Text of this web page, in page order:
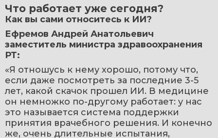
Что работает уже сегодня?
Как вы сами относитесь к ИИ?
Ефремов Андрей Анатольевич
заместитель министра здравоохранения
РТ:
«Я отношусь к нему хорошо, потому что,
если даже посмотреть за последние 3-5
лет, какой скачок прошел ИИ. В медицине
он немножко по-другому работает: у нас
это называется система поддержки
принятия врачебного решения. И конечно
же, очень длительные испытания,